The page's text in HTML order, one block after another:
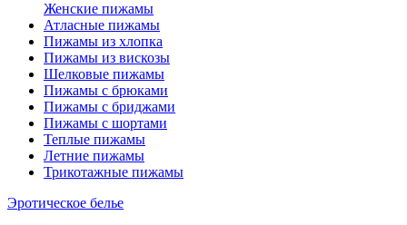
Женские пижамы
Атласные пижамы
Пижамы из хлопка
Пижамы из вискозы
Шелковые пижамы
Пижамы с брюками
Пижамы с бриджами
Пижамы с шортами
Теплые пижамы
Летние пижамы
Трикотажные пижамы
Эротическое белье